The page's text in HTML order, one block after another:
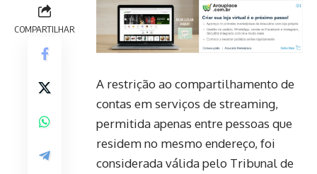
COMPARTILHAR
A restrição ao compartilhamento de
contas em serviços de streaming,
permitida apenas entre pessoas que
residem no mesmo endereço, foi
considerada válida pelo Tribunal de